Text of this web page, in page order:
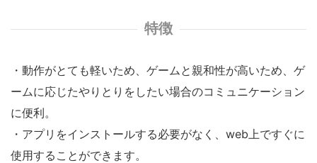
特徴
・動作がとても軽いため、ゲームと親和性が高いため、ゲ
ームに応じたやりとりをしたい場合のコミュニケーション
に便利。
・アプリをインストールする必要がなく、web上ですぐに
使用することができます。